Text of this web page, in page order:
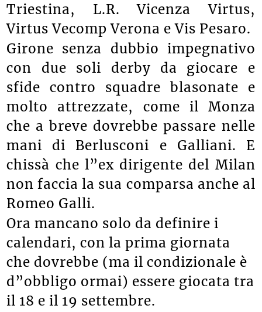
Triestina, L.R. Vicenza Virtus,
Virtus Vecomp Verona e Vis Pesaro.
Girone senza dubbio impegnativo
con due soli derby da giocare e
sfide contro squadre blasonate e
molto attrezzate, come il Monza
che a breve dovrebbe passare nelle
mani di Berlusconi e Galliani. E
chissà che l”ex dirigente del Milan
non faccia la sua comparsa anche al
Romeo Galli.
Ora mancano solo da definire i
calendari, con la prima giornata
che dovrebbe (ma il condizionale è
d”obbligo ormai) essere giocata tra
il 18 e il 19 settembre.